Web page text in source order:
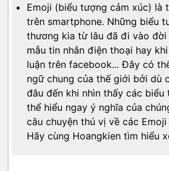
Emoji (biểu tượng cảm xúc) là
trên smartphone. Những biểu
thương kia từ lâu đã đi vào đời
mẫu tin nhắn điện thoại hay
luận trên facebook... Đây có
ngữ chung của thế giới bởi dù
đâu đến khi nhìn thấy các biểu
thể hiểu ngay ý nghĩa của
câu chuyện thú vị về các
Hãy cùng Hoangkien tìm hiểu